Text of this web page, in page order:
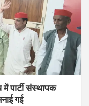
में पार्टी संस्थापक
गई